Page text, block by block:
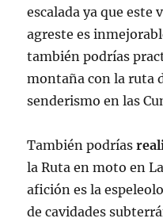
escalada ya que este
agreste es
también podrías
montaña con la ruta
senderismo en las
También podrías
la Ruta en moto en
afición es la
de cavidades